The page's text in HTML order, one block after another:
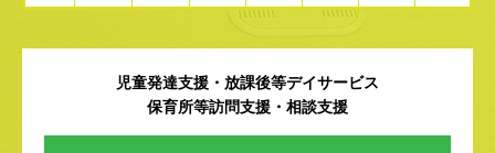
児童発達支援・放課後等デイサービス
保育所等訪問支援・相談支援